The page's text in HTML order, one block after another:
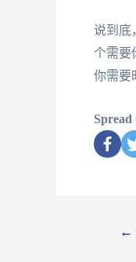
说到底
个需要
你需要
Spread
←